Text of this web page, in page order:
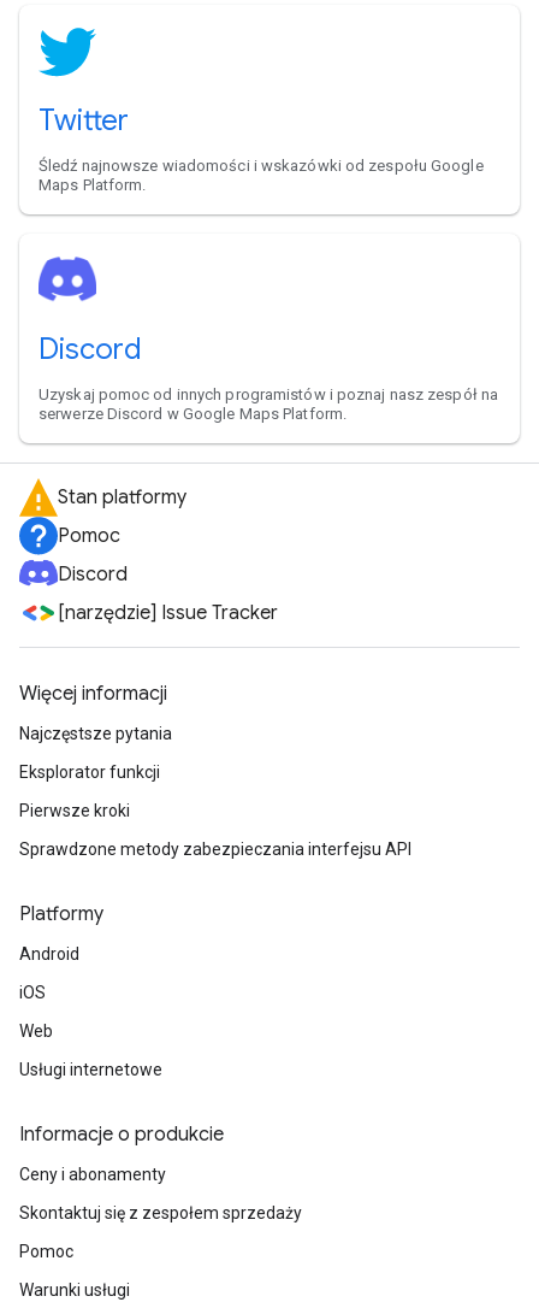
Twitter
Śledź najnowsze wiadomości i wskazówki od zespołu Google
Maps Platform.
Discord
Uzyskaj pomoc od innych programistów i poznaj nasz zespół na
serwerze Discord w Google Maps Platform.
Stan platformy
Pomoc
Discord
[narzędzie] Issue Tracker
Więcej informacji
Najczęstsze pytania
Eksplorator funkcji
Pierwsze kroki
Sprawdzone metody zabezpieczania interfejsu API
Platformy
Android
iOS
Web
Usługi internetowe
Informacje o produkcie
Ceny i abonamenty
Skontaktuj się z zespołem sprzedaży
Pomoc
Warunki usługi